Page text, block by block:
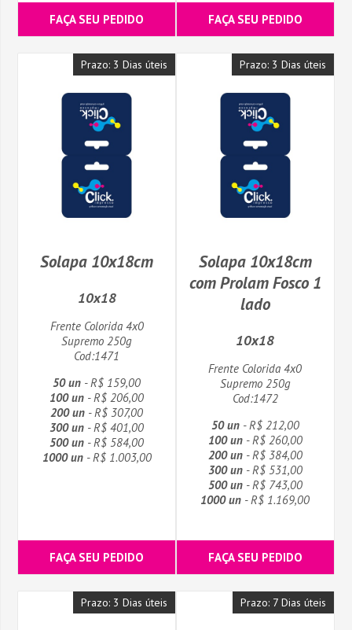
FAÇA SEU PEDIDO FAÇA SEU PEDIDO
Prazo: 3 Dias úteis
Solapa 10x18cm
10x18
Frente Colorida 4x0
Supremo 250g
Cod:1471
50 un - R$ 159,00
100 un - R$ 206,00
200 un - R$ 307,00
300 un - R$ 401,00
500 un - R$ 584,00
1000 un- R$ 1.003,00
FAÇA SEU PEDIDO
Prazo: 3 Dias úteis
Solapa 10x18cm
com Prolam Fosco 1
lado
10x18
Frente Colorida 4x0
Supremo 250g
Cod:1472
50 un- R$ 212,00
100 un- R$ 260,00
200 un- R$ 384,00
300 un- R$ 531,00
500 un- R$ 743,00
1000 un - R$ 1.169,00
FAÇA SEU PEDIDO
Prazo: 3 Dias úteis Prazo: 7 Dias úteis